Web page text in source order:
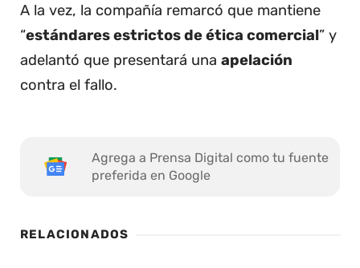
A la vez, la compañía remarcó que mantiene
“estándares estrictos de ética comercial” y
adelantó que presentará una apelación
contra el fallo.
Agrega a Prensa Digital como tu fuente
preferida en Google
RELACIONADOS